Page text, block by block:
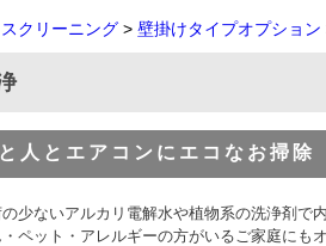
クリーニング > 壁掛けタイプオプション
人とエアコンにエコなお掃除
少ないアルカリ電解水や植物系の洗浄剤で
ペット・アレルギーの方がいるご家庭にも